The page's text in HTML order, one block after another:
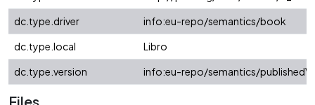
dc.type.driver
info:eu-repo/semantics/book
dc.type.local
Libro
dc.type.version
info:eu-repo/semantics/
Files